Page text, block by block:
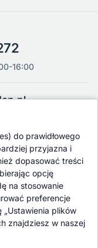
16:00
regularnej ścisłej
przez
Ochrony Roślin i
do prawidłowego
przyjazna i
dopasować treści
opcję
na stosowanie
preferencje
plików
znajdziesz w naszej